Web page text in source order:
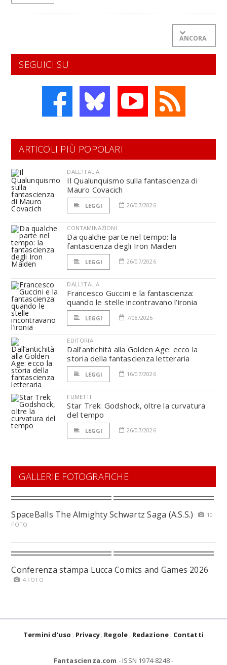
ANCORA
SEGUICI SU
ARTICOLI PIÙ POPOLARI
DALL'ITALIA
Il Qualunquismo sulla fantascienza di
Mauro Covacich
LEGGI 26/07/2026
CONTAMINAZIONI
Da qualche parte nel tempo: la
fantascienza degli Iron Maiden
LEGGI 26/07/2026
DALL'ITALIA
Francesco Guccini e la fantascienza:
quando le stelle incontravano l’ironia
LEGGI 7/08/2026
EDITORIA
Dall’antichità alla Golden Age: ecco la
storia della fantascienza letteraria
LEGGI 16/07/2026
FUMETTI
Star Trek: Godshock, oltre la curvatura
del tempo
LEGGI 26/07/2026
GALLERIE FOTOGRAFICHE
SpaceBalls The Almighty Schwartz Saga (A.S.S.)
10
FOTO
Conferenza stampa Lucca Comics and Games 2026
4 FOTO
Termini d'uso Privacy Regole Redazione Contatti
Fantascienza.com - ISSN 1974-8248 -